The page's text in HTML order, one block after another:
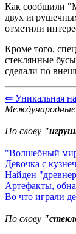
Как сообщили
двух
отметили
Кроме того,
стеклянные
сделали по
⇐ Уникальная
Международные
По слову
"Волшебный
Девочка с
Найден
Артефакты,
Во что играли
По слову